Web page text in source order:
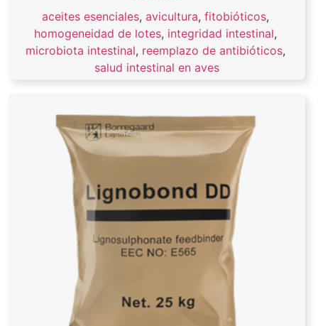
aceites esenciales, avicultura, fitobióticos,
homogeneidad de lotes, integridad intestinal,
microbiota intestinal, reemplazo de antibióticos,
salud intestinal en aves